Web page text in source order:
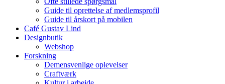
Guide til oprettelse af medlemsprofil
Guide til årskort på mobilen
Café Gustav Lind
Designbutik
Webshop
Forskning
Demensvenlige oplevelser
Craftværk